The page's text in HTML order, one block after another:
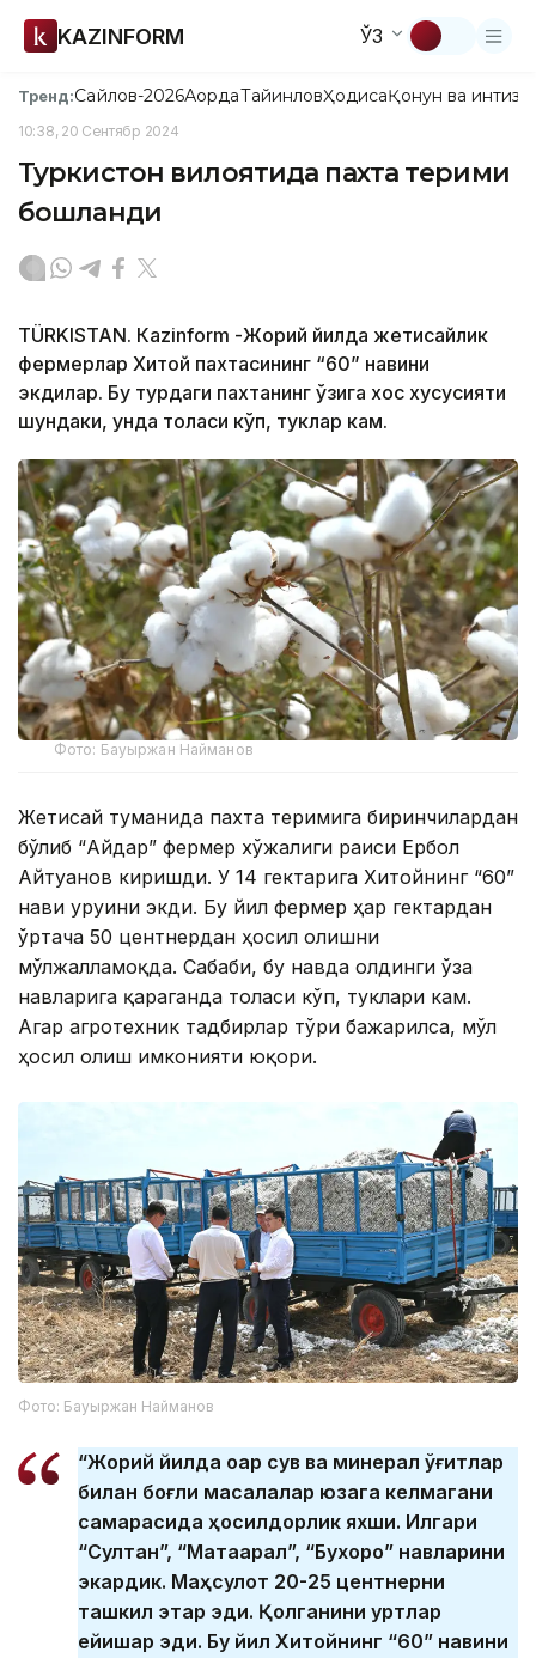
KAZINFORM ЎЗ
Тренд:Сайлов-2026АқордаТайинловҲодисаҚонун ва
10:38, 20 Сентябр 2024
Туркистон вилоятида пахта терими
бошланди
TÜRKISTAN. Кazinform -Жорий йилда жетисайлик
фермерлар Хитой пахтасининг “60” навини
экдилар. Бу турдаги пахтанинг ўзига хос хусусияти
шундаки, унда толаси кўп, туклар кам.
Фото: Бауыржан Найманов
Жетисай туманида пахта теримига биринчилардан
бўлиб “Айдар” фермер хўжалиги раиси Ербол
Айтуғанов киришди. У 14 гектарига Хитойнинг “60”
нави уруғини экди. Бу йил фермер ҳар гектардан
ўртача 50 центнердан ҳосил олишни
мўлжалламоқда. Сабаби, бу навда олдинги ғўза
навларига қараганда толаси кўп, туклари кам.
Агар агротехник тадбирлар тўғри бажарилса, мўл
ҳосил олиш имконияти юқори.
Фото: Бауыржан Найманов
“Жорий йилда оқар сув ва минерал ўғитлар
билан боғлиқ масалалар юзага келмагани
самарасида ҳосилдорлик яхши. Илгари
“Султан”, “Мақтаарал”, “Бухоро” навларини
экардик. Маҳсулот 20-25 центнерни
ташкил этар эди. Қолганини қуртлар
ейишар эди. Бу йил Хитойнинг “60” навини